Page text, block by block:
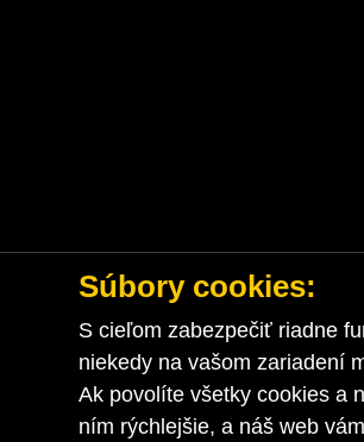
Súbory cookies:
S cieľom zabezpečiť riadne
niekedy na vašom zariadení
Ak povolíte všetky cookies a
ním rýchlejšie, a náš web